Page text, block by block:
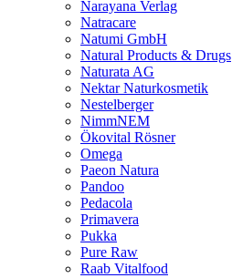
Narayana Verlag
Natracare
Natumi GmbH
Natural Products & Drugs
Naturata AG
Nektar Naturkosmetik
Nestelberger
NimmNEM
Ökovital Rösner
Omega
Paeon Natura
Pandoo
Pedacola
Primavera
Pukka
Pure Raw
Raab Vitalfood